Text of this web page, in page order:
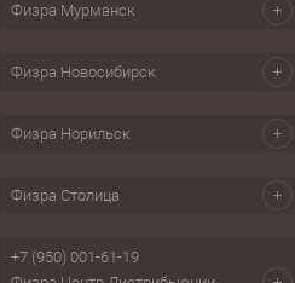
Физра Мурманск
Физра Новосибирск
Физра Норильск
Физра Столица
+7 (950) 001-61-19